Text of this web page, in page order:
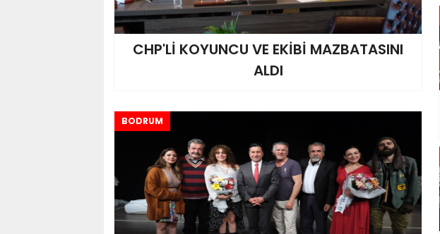
CHP'Lİ KOYUNCU VE EKİBİ MAZBATASINI
ALDI
BODRUM